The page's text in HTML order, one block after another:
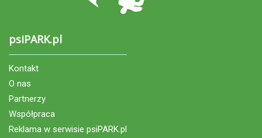
psiPARK.pl
Kontakt
O nas
Partnerzy
Współpraca
Reklama w serwisie psiPARK.pl